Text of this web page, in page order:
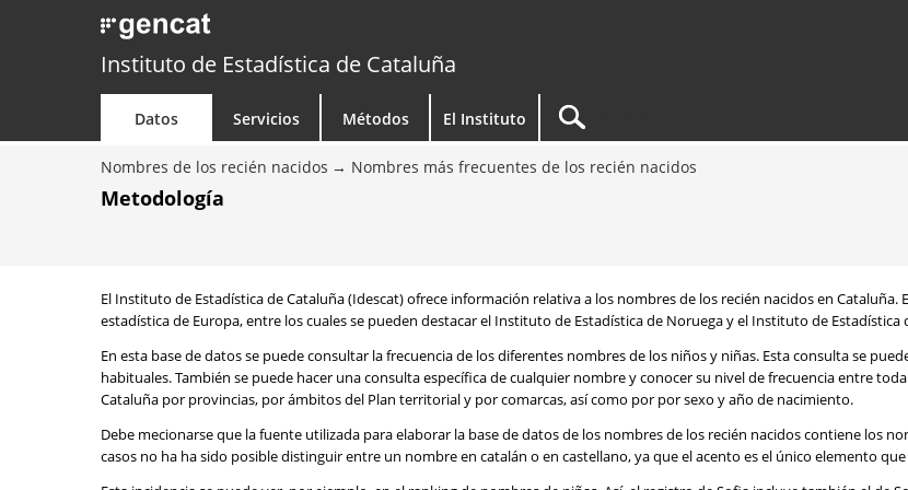
Instituto de Estadística de Cataluña
Datos Servicios Métodos El Instituto
Nombres de los recién nacidos Nombres más frecuentes de los recién nacidos
Metodología
El Instituto de Estadística de Cataluña (Idescat) ofrece información relativa a los nombres de los recién nacidos en
estadística de Europa, entre los cuales se pueden destacar el Instituto de Estadística de Noruega y el Instituto de Estadística
En esta base de datos se puede consultar la frecuencia de los diferentes nombres de los niños y niñas. Esta consulta se
habituales. También se puede hacer una consulta específica de cualquier nombre y conocer su nivel de frecuencia entre
Cataluña por provincias, por ámbitos del Plan territorial y por comarcas, así como por por sexo y año de nacimiento.
Debe mecionarse que la fuente utilizada para elaborar la base de datos de los nombres de los recién nacidos contiene los
casos no ha ha sido posible distinguir entre un nombre en catalán o en castellano, ya que el acento es el único elemento